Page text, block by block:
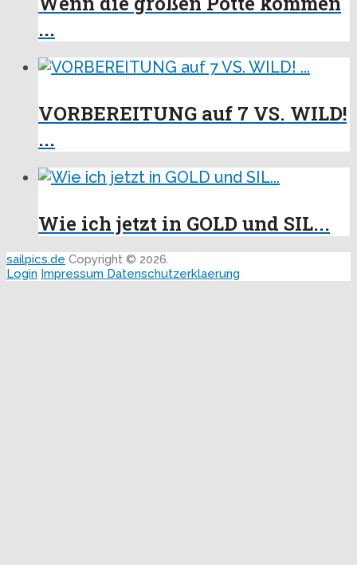
...
VORBEREITUNG auf 7 VS. WILD!
...
Wie ich jetzt in GOLD und SIL...
sailpics.de Copyright © 2026.
Login Impressum Datenschutzerklaerung